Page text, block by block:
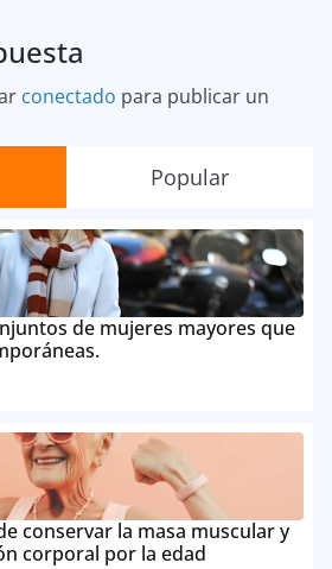
conectado para publicar un
Popular
de mujeres mayores que
conservar la masa muscular y
corporal por la edad